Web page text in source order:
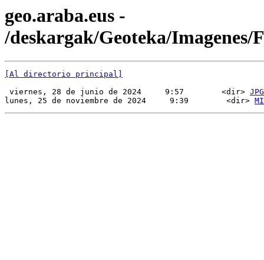
geo.araba.eus -
/deskargak/Geoteka/Imagenes/
[Al directorio principal]
viernes, 28 de junio de 2024     9:57        <dir> JPG
lunes, 25 de noviembre de 2024     9:39        <dir>